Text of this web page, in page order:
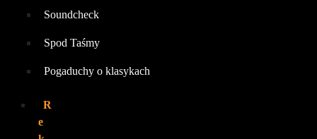
Soundcheck
Spod Taśmy
Pogaduchy o klasykach
R
e